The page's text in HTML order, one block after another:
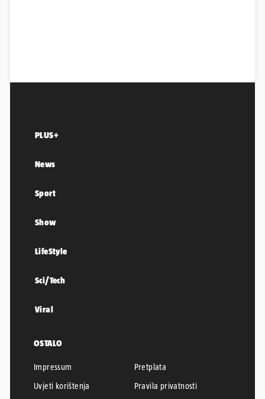
PLUS+
News
Sport
Show
LifeStyle
Sci/Tech
Viral
OSTALO
Impressum
Pretplata
Uvjeti korištenja
Pravila privatnosti